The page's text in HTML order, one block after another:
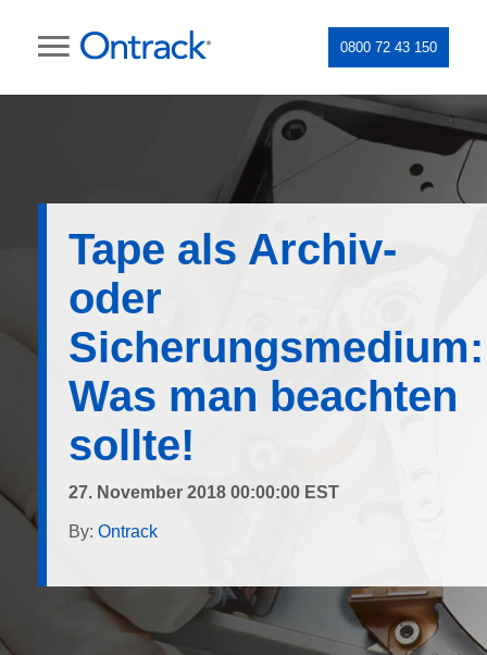
0800 72 43 150
Tape als Archiv-
oder
Sicherungsmedium:
Was man beachten
sollte!
27. November 2018 00:00:00 EST
By: Ontrack